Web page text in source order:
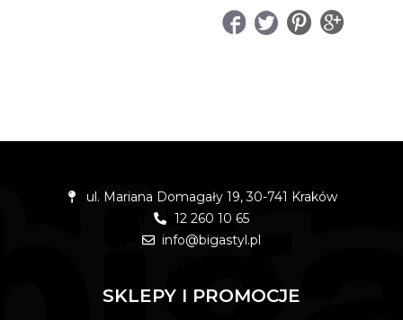
ul. Mariana Domagały 19, 30-741 Kraków
12 260 10 65
info@bigastyl.pl
SKLEPY I PROMOCJE